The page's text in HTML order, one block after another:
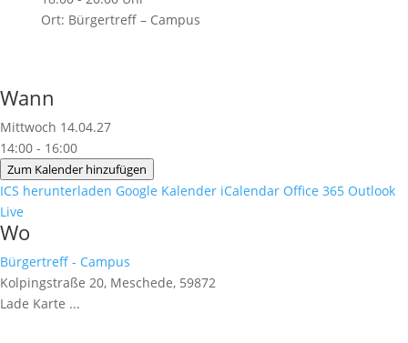
Ort: Bürgertreff – Campus
Wann
Mittwoch 14.04.27
14:00 - 16:00
Zum Kalender hinzufügen
ICS herunterladen Google Kalender iCalendar Office 365 Outlook
Live
Wo
Bürgertreff - Campus
Kolpingstraße 20, Meschede, 59872
Lade Karte ...